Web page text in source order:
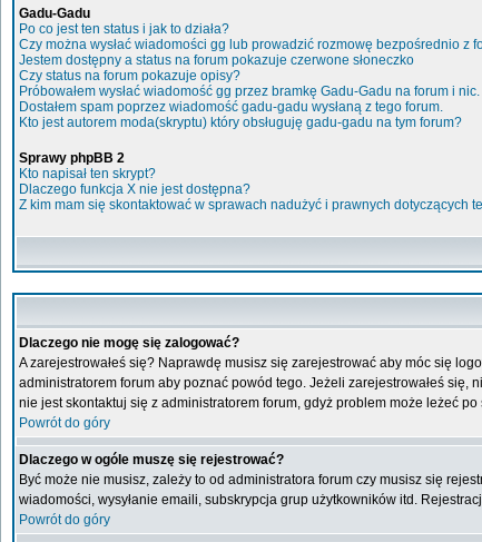
Gadu-Gadu
Po co jest ten status i jak to działa?
Czy można wysłać wiadomości gg lub prowadzić rozmowę bezpośrednio z
Jestem dostępny a status na forum pokazuje czerwone słoneczko
Czy status na forum pokazuje opisy?
Próbowałem wysłać wiadomość gg przez bramkę Gadu-Gadu na forum i nic.
Dostałem spam poprzez wiadomość gadu-gadu wysłaną z tego forum.
Kto jest autorem moda(skryptu) który obsługuję gadu-gadu na tym forum?
Sprawy phpBB 2
Kto napisał ten skrypt?
Dlaczego funkcja X nie jest dostępna?
Z kim mam się skontaktować w sprawach nadużyć i prawnych dotyczących
Dlaczego nie mogę się zalogować?
A zarejestrowałeś się? Naprawdę musisz się zarejestrować aby móc się
administratorem forum aby poznać powód tego. Jeżeli zarejestrowałeś się,
nie jest skontaktuj się z administratorem forum, gdyż problem może leżeć
Powrót do góry
Dlaczego w ogóle muszę się rejestrować?
Być może nie musisz, zależy to od administratora forum czy musisz się
wiadomości, wysyłanie emaili, subskrypcja grup użytkowników itd.
Powrót do góry